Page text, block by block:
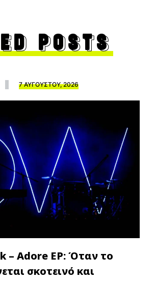
POSTS
7 ΑΥΓΟΥΣΤΟΥ, 2026
– Adore EP: Όταν το
σκοτεινό και